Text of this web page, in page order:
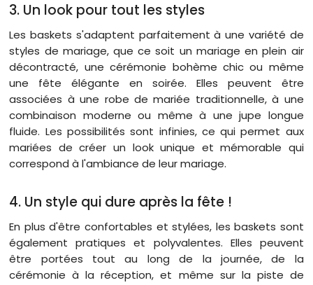
3. Un look pour tout les styles
Les baskets s'adaptent parfaitement à une variété de
styles de mariage, que ce soit un mariage en plein air
décontracté, une cérémonie bohème chic ou même
une fête élégante en soirée. Elles peuvent être
associées à une robe de mariée traditionnelle, à une
combinaison moderne ou même à une jupe longue
fluide. Les possibilités sont infinies, ce qui permet aux
mariées de créer un look unique et mémorable qui
correspond à l'ambiance de leur mariage.
4. Un style qui dure après la fête !
En plus d'être confortables et stylées, les baskets sont
également pratiques et polyvalentes. Elles peuvent
être portées tout au long de la journée, de la
cérémonie à la réception, et même sur la piste de